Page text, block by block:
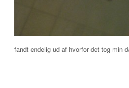
fandt endelig ud af hvorfor det tog min